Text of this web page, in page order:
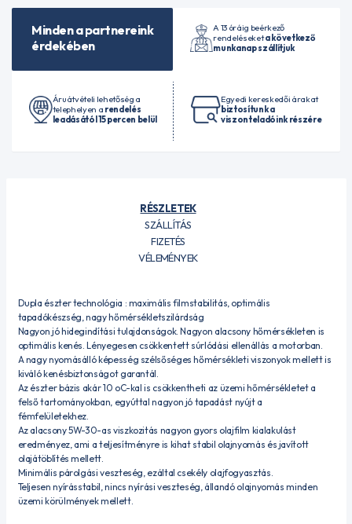
Minden a partnereink
érdekében
A 13 óráig beérkező
rendeléseketa következő
munkanap szállítjuk
Áruátvételi lehetőség a
telephelyen a rendelés
leadásától 15 percen belül
Egyedi kereskedői árakat
biztosítunk a
viszonteladóink részére
RÉSZLETEK
SZÁLLÍTÁS
FIZETÉS
VÉLEMÉNYEK
Dupla észter technológia : maximális filmstabilitás, optimális
tapadókészség, nagy hőmérsékletszilárdság
Nagyon jó hidegindítási tulajdonságok. Nagyon alacsony hőmérsékleten is
optimális kenés. Lényegesen csökkentett súrlódási ellenállás a motorban.
A nagy nyomásálló képesség szélsőséges hőmérsékleti viszonyok mellett is
kiváló kenésbiztonságot garantál.
Az észter bázis akár 10 oC-kal is csökkentheti az üzemi hőmérsékletet a
felső tartományokban, egyúttal nagyon jó tapadást nyújt a
fémfelületekhez.
Az alacsony 5W-30-as viszkozitás nagyon gyors olajfilm kialakulást
eredményez, ami a teljesítményre is kihat stabil olajnyomás és javított
olajátöblítés mellett.
Minimális párolgási veszteség, ezáltal csekély olajfogyasztás.
Teljesen nyírásstabil, nincs nyírási veszteség, állandó olajnyomás minden
üzemi körülmények mellett.